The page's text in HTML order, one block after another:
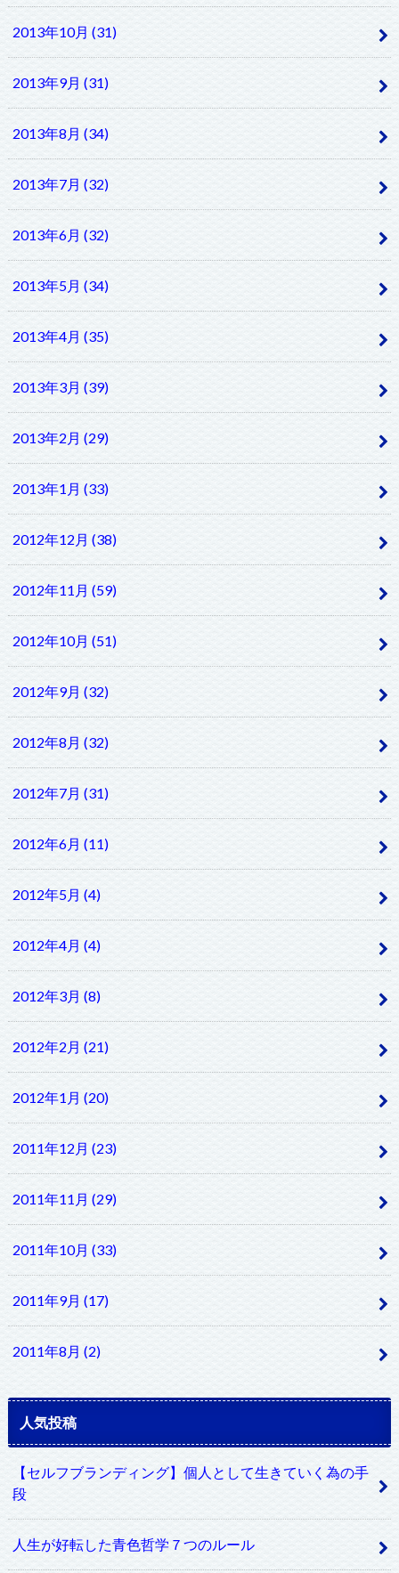
2013年10月 (31)
2013年9月 (31)
2013年8月 (34)
2013年7月 (32)
2013年6月 (32)
2013年5月 (34)
2013年4月 (35)
2013年3月 (39)
2013年2月 (29)
2013年1月 (33)
2012年12月 (38)
2012年11月 (59)
2012年10月 (51)
2012年9月 (32)
2012年8月 (32)
2012年7月 (31)
2012年6月 (11)
2012年5月 (4)
2012年4月 (4)
2012年3月 (8)
2012年2月 (21)
2012年1月 (20)
2011年12月 (23)
2011年11月 (29)
2011年10月 (33)
2011年9月 (17)
2011年8月 (2)
人気投稿
【セルフブランディング】個人として生きていく為の手
段
人生が好転した青色哲学７つのルール